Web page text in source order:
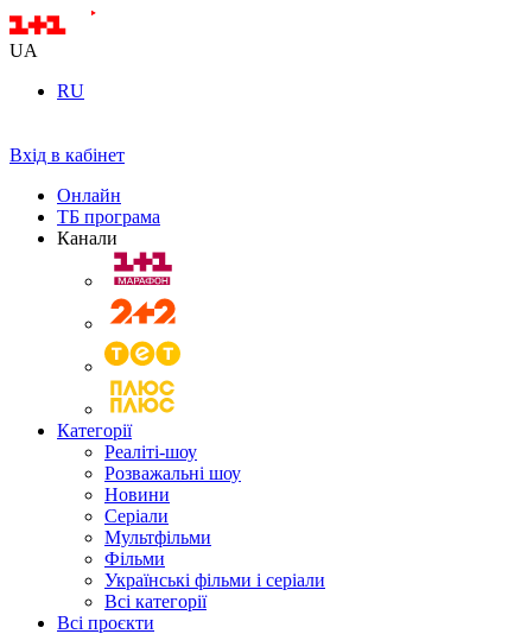
UA
RU
Вхід в кабінет
Онлайн
ТБ програма
Канали
Категорії
Реаліті-шоу
Розважальні шоу
Новини
Серіали
Мультфільми
Фільми
Українські фільми і серіали
Всі категорії
Всі проєкти